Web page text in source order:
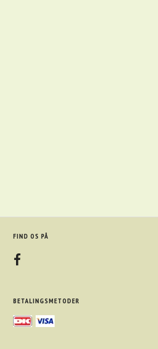
FIND OS PÅ
BETALINGSMETODER